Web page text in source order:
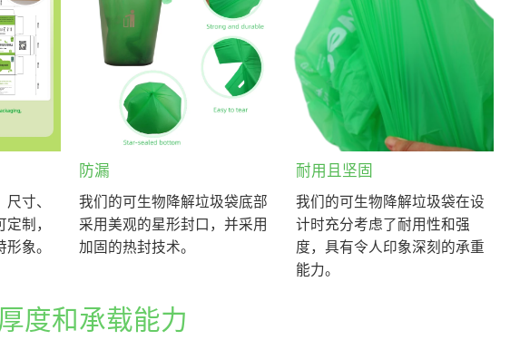
寸、
制，
象。
防漏
我们的可生物降解垃圾袋底部
采用美观的星形封口，并采用
加固的热封技术。
耐用且坚固
我们的可生物降解垃圾袋在设
计时充分考虑了耐用性和强
度，具有令人印象深刻的承重
能力。
度和承载能力